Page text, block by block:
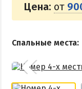
Цена: от
Спальные места: